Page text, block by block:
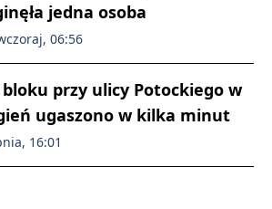
jedna osoba
06:56
bloku przy ulicy Potockiego w
ugaszono w kilka minut
16:01